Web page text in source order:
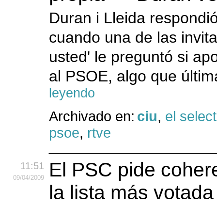
Duran i Lleida
cuando una de las
usted' le preguntó si
al PSOE, algo que
leyendo
Archivado en: ciu, el
psoe, rtve
11:51
09/04/2009
El PSC pide
la lista más